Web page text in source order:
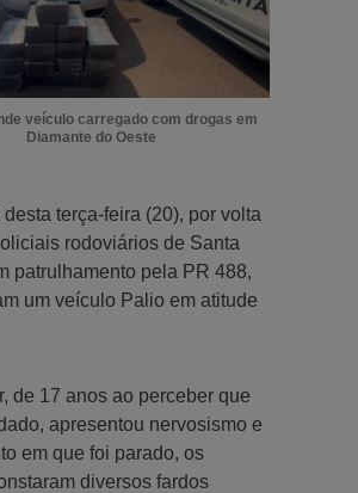
veículo carregado com drogas em
Diamante do Oeste
desta terça-feira (20), por volta
rodoviários de Santa
patrulhamento pela PR 488,
um veículo Palio em atitude
de 17 anos ao perceber que
apresentou nervosismo e
em que foi parado, os
diversos fardos